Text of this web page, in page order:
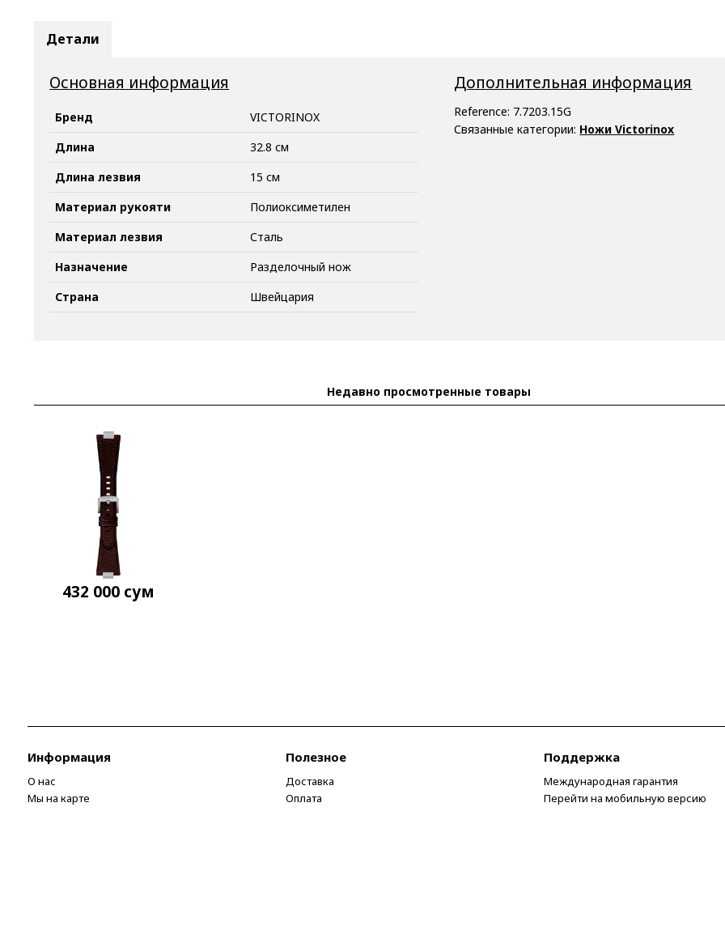
Детали
Основная информация
Бренд
VICTORINOX
Длина
32.8 см
Длина лезвия
15 см
Материал рукояти
Полиоксиметилен
Материал лезвия
Сталь
Назначение
Разделочный нож
Страна
Швейцария
Дополнительная информация
Reference: 7.7203.15G
Связанные категории: Ножи Victorinox
Недавно просмотренные товары
432 000 сум
Информация
О нас
Мы на карте
Полезное
Доставка
Оплата
Поддержка
Международная гарантия
Перейти на мобильную версию